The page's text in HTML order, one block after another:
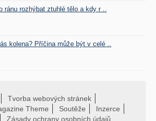
ránu rozhýbat ztuhlé tělo a kdy r ..
kolena? Příčina může být v celé ..
Tvorba webových stránek
Theme
Soutěže
Inzerce
Zásady ochrany osobních údajů